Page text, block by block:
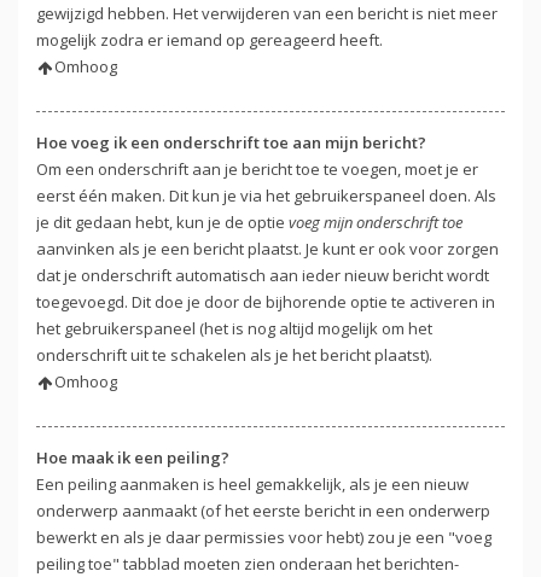
gewijzigd hebben. Het verwijderen van een bericht is niet meer
mogelijk zodra er iemand op gereageerd heeft.
Omhoog
Hoe voeg ik een onderschrift toe aan mijn bericht?
Om een onderschrift aan je bericht toe te voegen, moet je er
eerst één maken. Dit kun je via het gebruikerspaneel doen. Als
je dit gedaan hebt, kun je de optie voeg mijn onderschrift toe
aanvinken als je een bericht plaatst. Je kunt er ook voor zorgen
dat je onderschrift automatisch aan ieder nieuw bericht wordt
toegevoegd. Dit doe je door de bijhorende optie te activeren in
het gebruikerspaneel (het is nog altijd mogelijk om het
onderschrift uit te schakelen als je het bericht plaatst).
Omhoog
Hoe maak ik een peiling?
Een peiling aanmaken is heel gemakkelijk, als je een nieuw
onderwerp aanmaakt (of het eerste bericht in een onderwerp
bewerkt en als je daar permissies voor hebt) zou je een "voeg
peiling toe" tabblad moeten zien onderaan het berichten-